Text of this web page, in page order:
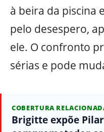
à beira da piscina
pelo desespero,
ele. O confronto
sérias e pode
COBERTURA
Brigitte expõe